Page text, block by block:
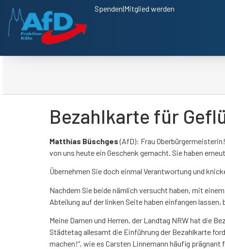
Spenden|Mitglied werden
Bezahlkarte für
Matthias Büschges(AfD): Frau
von uns heute ein Geschenk gemacht. Sie haben
Übernehmen Sie doch einmal Verantwortung und
Nachdem Sie beide nämlich versucht haben, mit
Abteilung auf der linken Seite haben einfangen
Meine Damen und Herren, der Landtag NRW hat die
Städtetag allesamt die Einführung der Bezahlkarte
machen!“, wie es Carsten Linnemann häufig prägnant